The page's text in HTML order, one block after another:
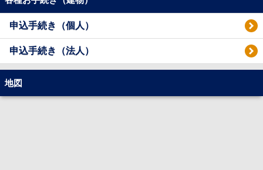
申込手続き（個人）
申込手続き（法人）
地図